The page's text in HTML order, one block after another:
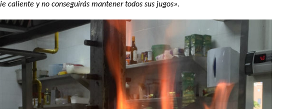
caliente y no conseguirás mantener todos sus jugos».